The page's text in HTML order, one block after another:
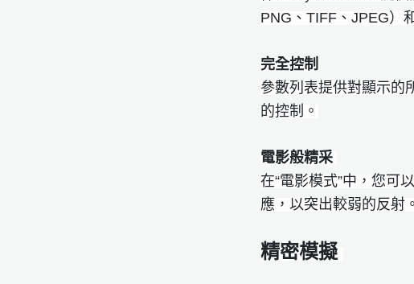
PNG、TIFF、JPEG）
完全控制
參數列表提供對顯示的
的控制。
電影般精采
在“電影模式”中，您可
應，以突出較弱的反射。
精密模擬